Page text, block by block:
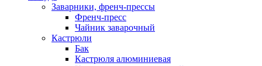
Заварники, френч-прессы
Френч-пресс
Чайник заварочный
Кастрюли
Бак
Кастрюля алюминиевая